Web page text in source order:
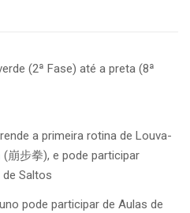
(2ª Fase) até a preta (8ª
a primeira rotina de Louva-
(崩步拳), e pode participar
Saltos
pode participar de Aulas de